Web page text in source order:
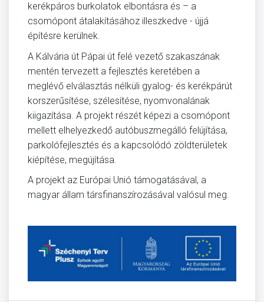
kerékpáros burkolatok elbontásra és – a
csomópont átalakításához illeszkedve - újjá
építésre kerülnek.
A Kálvária út Pápai út felé vezető szakaszának
mentén tervezett a fejlesztés keretében a
meglévő elválasztás nélküli gyalog- és kerékpárút
korszerűsítése, szélesítése, nyomvonalának
kiigazítása. A projekt részét képezi a csomópont
mellett elhelyezkedő autóbuszmegálló felújítása,
parkolófejlesztés és a kapcsolódó zöldterületek
kiépítése, megújítása.
A projekt az Európai Unió támogatásával, a
magyar állam társfinanszírozásával valósul meg.